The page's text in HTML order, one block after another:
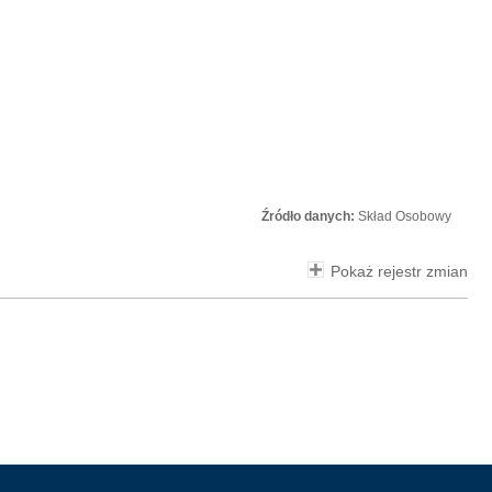
Źródło danych: Skład Osobowy
Pokaż rejestr zmian